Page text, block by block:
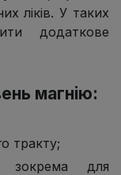
ліків. У таких
додаткове
магнію:
тракту;
зокрема для